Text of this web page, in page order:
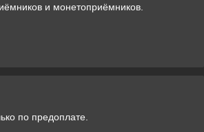
и монетоприёмников.
по предоплате.